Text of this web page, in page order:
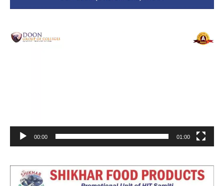
Video
Player
00:00 01:00